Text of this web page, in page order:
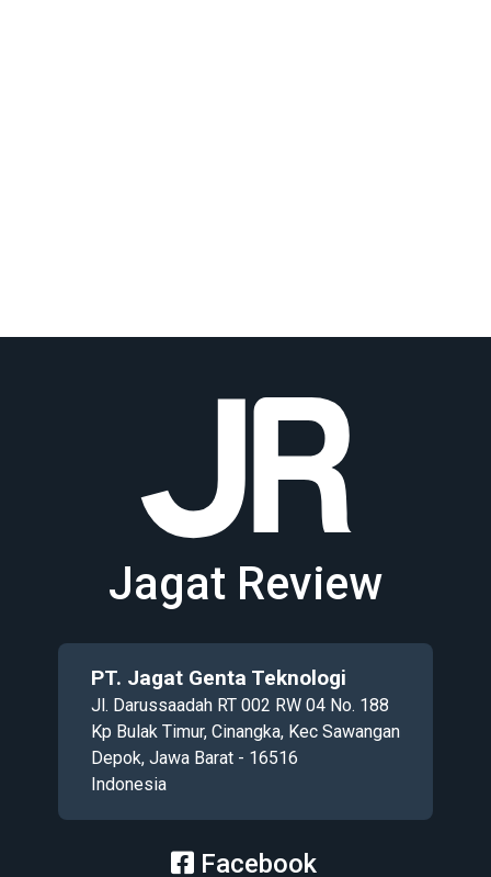
Jagat Review
PT. Jagat Genta Teknologi
Jl. Darussaadah RT 002 RW 04 No. 188
Kp Bulak Timur, Cinangka, Kec Sawangan
Depok, Jawa Barat - 16516
Indonesia
Facebook